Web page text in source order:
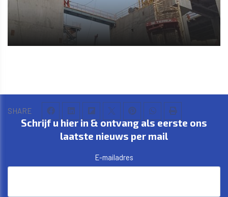
SHARE
Schrijf u hier in & ontvang als eerste ons
laatste nieuws per mail
E-mailadres